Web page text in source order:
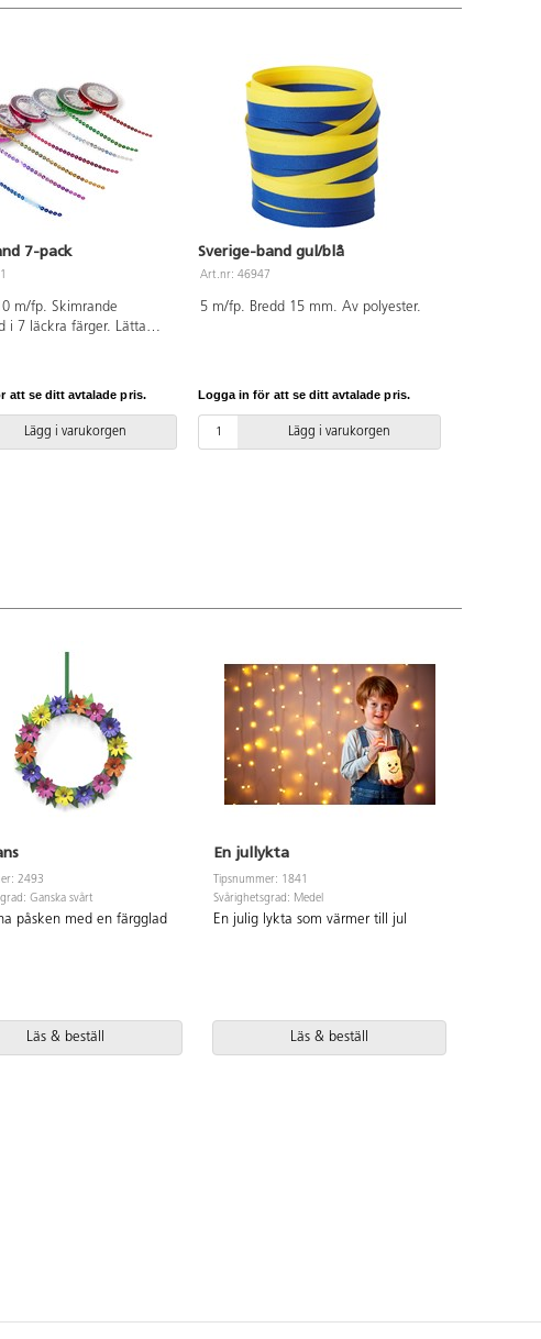
7-pack
m/fp. Skimrande
i 7 läckra färger. Lätta
papper. Använd då ett
emellan. Av PET. PVC-fri.
att se ditt avtalade pris.
Lägg i varukorgen
Sverige-band gul/blå
Art.nr: 46947
5 m/fp. Bredd 15 mm. Av polyester.
Logga in för att se ditt avtalade pris.
Lägg i varukorgen
2493
Ganska svårt
påsken med en färgglad
Läs & beställ
En jullykta
Tipsnummer: 1841
Svårighetsgrad: Medel
En julig lykta som värmer till jul
Läs & beställ